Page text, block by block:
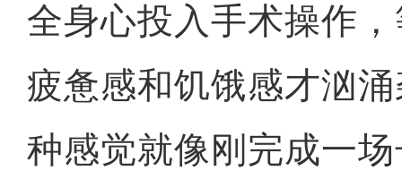
全身心投入手术操作
疲惫感和饥饿感才汹
种感觉就像刚完成一